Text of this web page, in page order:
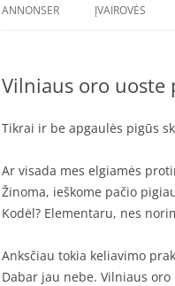
PADANGOS
ANNONSER ĮVAIROVĖS
Vilniaus oro uoste
Tikrai ir be apgaulės pigūs
Ar visada mes elgiamės
Žinoma, ieškome pačio
Kodėl? Elementaru, nes
Anksčiau tokia keliavimo
Dabar jau nebe. Vilniaus